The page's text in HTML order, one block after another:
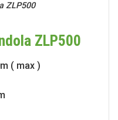
ZLP500
ZLP500
( max )